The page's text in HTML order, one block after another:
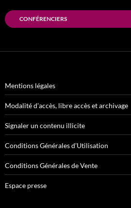
CONFÉRENCIERS
Mentions légales
Modalité d’accès, libre accès et archivage
Signaler un contenu illicite
Conditions Générales d’Utilisation
Conditions Générales de Vente
Espace presse